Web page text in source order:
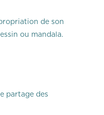
de son
ou mandala.
partage des